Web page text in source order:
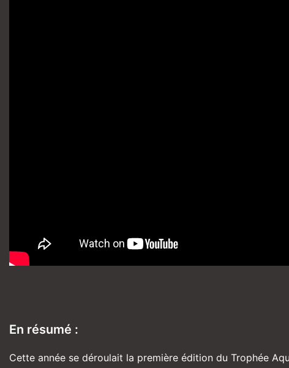
En résumé :
Cette année se déroulait la première édition du Trophée